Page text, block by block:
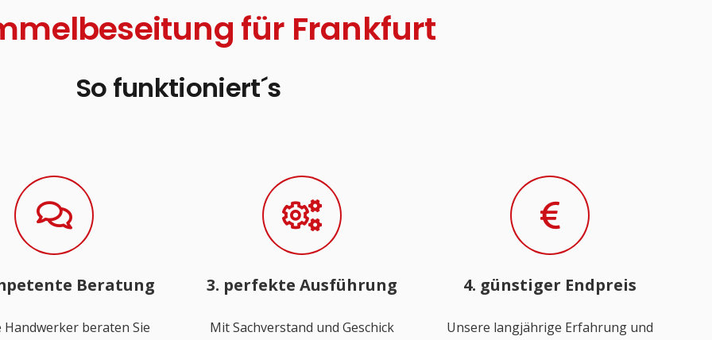
für Frankfurt
So funktioniert´s
Beratung
Handwerker beraten Sie
3. perfekte Ausführung
Mit Sachverstand und Geschick
4. günstiger Endpreis
Unsere langjährige Erfahrung und